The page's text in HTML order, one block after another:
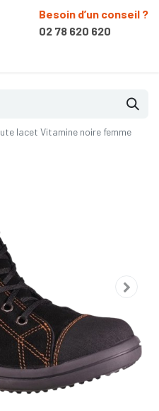
Besoin d’un conseil ?
02 78 620 620
lacet Vitamine noire femme